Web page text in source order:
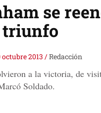
se
triunfo
2013 /Redacción
a la victoria, de
Soldado.